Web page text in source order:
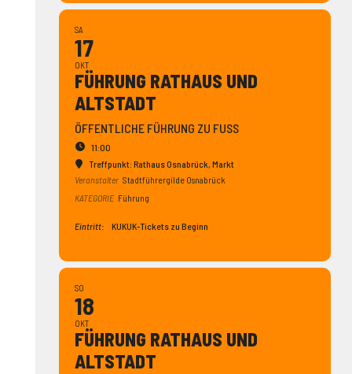
SA
17
OKT
FÜHRUNG RATHAUS UND
ALTSTADT
ÖFFENTLICHE FÜHRUNG ZU FUSS
11:00
Treffpunkt: Rathaus Osnabrück, Markt
Veranstalter Stadtführergilde Osnabrück
KATEGORIE Führung
Eintritt: KUKUK-Tickets zu Beginn
SO
18
OKT
FÜHRUNG RATHAUS UND
ALTSTADT